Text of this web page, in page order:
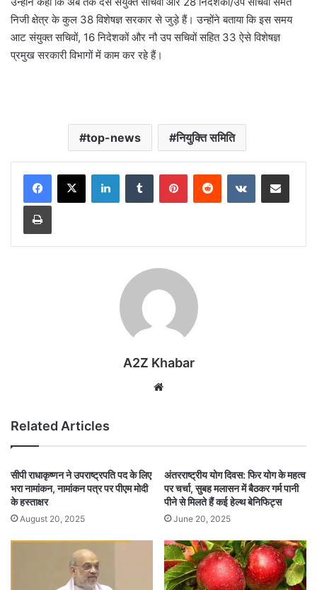
निजी क्षेत्र के कुल 38 विशेषज्ञ सरकार से जुड़े हैं। उन्होंने बताया कि इस समय
आट संयुक्त सचिवों, 16 निदेशकों और नौ उप सचिवों सहित 33 ऐसे विशेषज्ञ
प्रमुख सरकारी विभागों में काम कर रहे हैं।
top-news नियुक्ति समिति
LinkedInTumblr PinterestReddit VKontakteShare via Email
Print
A2Z Khabar
Related Articles
सीपी राधाकृष्णन ने उपराष्ट्रपति पद के लिए
भरा नामांकन, नामांकन पत्र पर पीएम मोदी
के हस्ताक्षर
August 20, 2025
अंतरराष्ट्रीय योग दिवस: फिर योग के महत्व
पर चर्चा, सुबह मलासन में बैठकर गर्म पानी
पीने से मिलते हैं कई हेल्थ बेनिफिट्स
June 20, 2025